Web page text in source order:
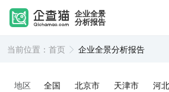
企业全景
分析报告
当前位置： 首页 企业全景分析报告
地区 全国 北京市 天津市 河北